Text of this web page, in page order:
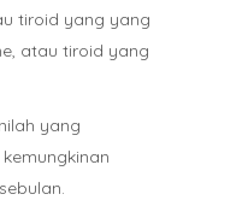
tiroid yang yang
atau tiroid yang
yang